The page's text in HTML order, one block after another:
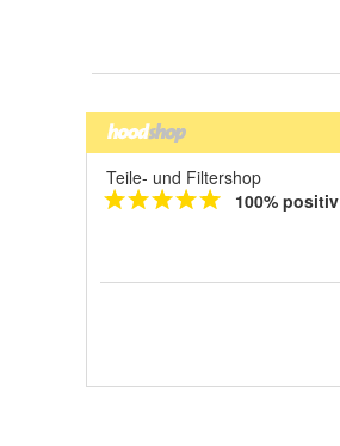
Teile- und Filtershop
100% positiv